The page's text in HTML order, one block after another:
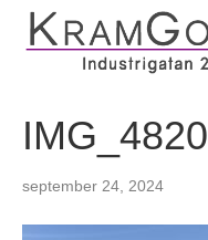
IMG_4820
september 24, 2024